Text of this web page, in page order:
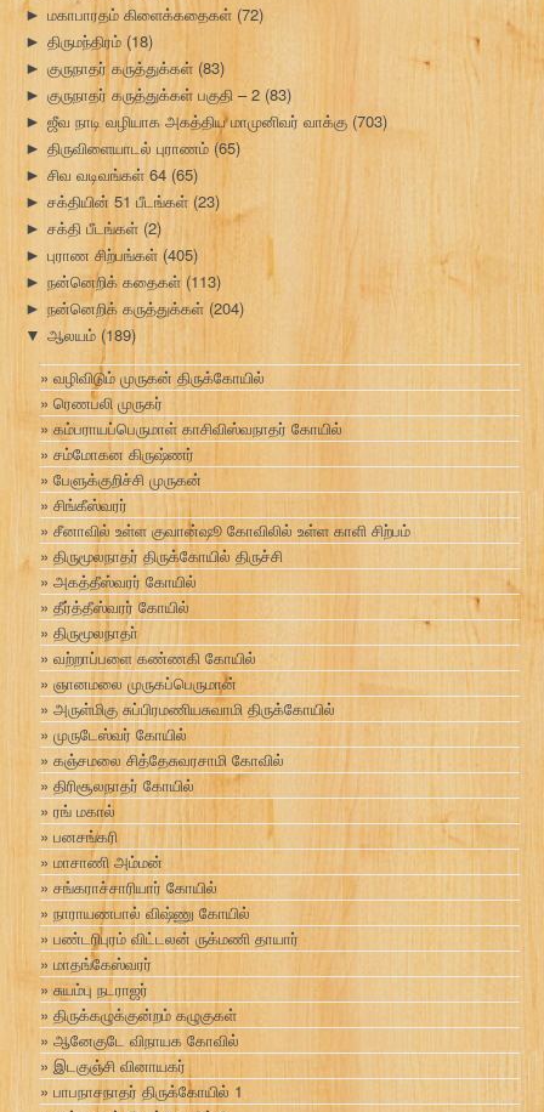
► மகாபாரதம் கிளைக்கதைகள் (72)
► திருமந்திரம் (18)
► குருநாதர் கருத்துக்கள் (83)
► குருநாதர் கருத்துக்கள் பகுதி – 2 (83)
► ஜீவ நாடி வழியாக அகத்திய மாமுனிவர் வாக்கு (703)
► திருவிளையாடல் புராணம் (65)
► சிவ வடிவங்கள் 64 (65)
► சக்தியின் 51 பீடங்கள் (23)
► சக்தி பீடங்கள் (2)
► புராண சிற்பங்கள் (405)
► நன்னெறிக் கதைகள் (113)
► நன்னெறிக் கருத்துக்கள் (204)
▼ ஆலயம் (189)
வழிவிடும் முருகன் திருக்கோயில்
ரெணபலி முருகர்
கம்பராயப்பெருமாள் காசிவிஸ்வநாதர் கோயில்
சம்மோகன கிருஷ்ணர்
பேளுக்குறிச்சி முருகன்
சிங்கீஸ்வரர்
சீனாவில் உள்ள குவான்ஷூ கோவிலில் உள்ள காளி சிற்பம்
திருமூலநாதர் திருக்கோயில் திருச்சி
அகத்தீஸ்வரர் கோயில்
தீர்த்தீஸ்வரர் கோயில்
திருமூலநாதா்
வற்றாப்பளை கண்ணகி கோயில்
ஞானமலை முருகப்பெருமான்
அருள்மிகு சுப்பிரமணியசுவாமி திருக்கோயில்
முருடேஸ்வர் கோயில்
கஞ்சமலை சித்தேசுவரசாமி கோவில்
திரிசூலநாதர் கோயில்
ரங் மகால்
பனசங்கரி
மாசாணி அம்மன்
சங்கராச்சாரியார் கோயில்
நாராயணபால் விஷ்ணு கோயில்
பண்டரிபுரம் விட்டலன் ருக்மணி தாயார்
மாதங்கேஸ்வரர்
சுயம்பு நடராஜர்
திருக்கழுக்குன்றம் கழுகுகள்
ஆனேகுடே விநாயக கோவில்
இடகுஞ்சி வினாயகர்
பாபநாசநாதர் திருக்கோயில் 1